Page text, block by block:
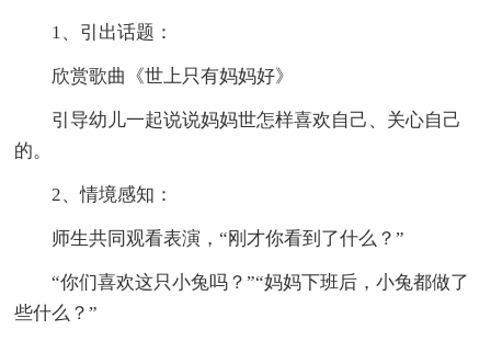
1、引出话题：
欣赏歌曲《世上只有妈妈好》
引导幼儿一起说说妈妈世怎样喜欢自己、关心自己
的。
2、情境感知：
师生共同观看表演，“刚才你看到了什么？”
“你们喜欢这只小兔吗？”“妈妈下班后，小兔都做了
些什么？”